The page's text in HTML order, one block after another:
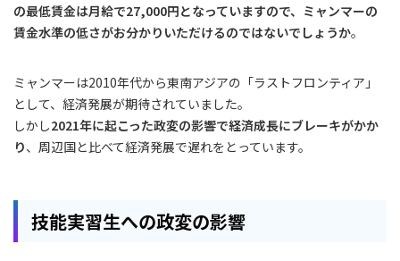
の最低賃金は月給で27,000円となっていますので、ミャンマーの
賃金水準の低さがお分かりいただけるのではないでしょうか。
ミャンマーは2010年代から東南アジアの「ラストフロンティア」
として、経済発展が期待されていました。
しかし2021年に起こった政変の影響で経済成長にブレーキがかか
り、周辺国と比べて経済発展で遅れをとっています。
技能実習生への政変の影響